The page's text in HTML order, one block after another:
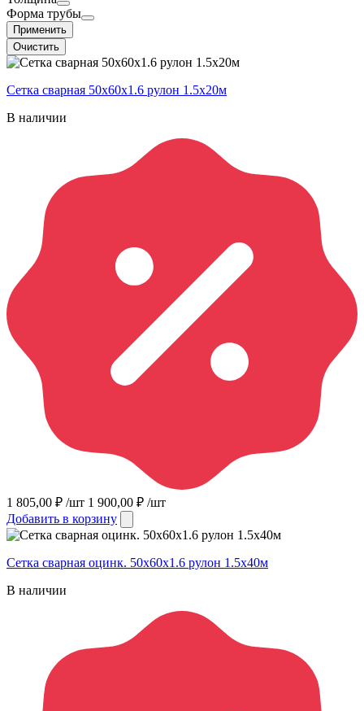
Форма трубы
Применить
Очистить
Сетка сварная 50х60х1.6 рулон 1.5х20м
В наличии
1 805,00 ₽ /шт 1 900,00 ₽ /шт
Добавить в корзину
Сетка сварная оцинк. 50х60х1.6 рулон 1.5х40м
В наличии